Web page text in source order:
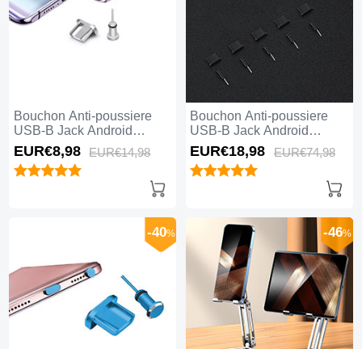
Bouchon Anti-poussiere
USB-B Jack Android
Universel H02 Argent
EUR€8,98 EUR€14,98
Bouchon Anti-poussiere
USB-B Jack Android
Universel 5PCS H02 Noir
EUR€18,98 EUR€74,98
-40% -46%